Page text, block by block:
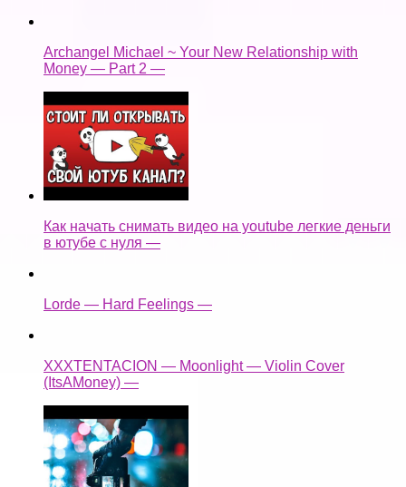
Archangel Michael ~ Your New Relationship with
Money — Part 2 —
Как начать снимать видео на youtube легкие деньги
в ютубе с нуля —
Lorde — Hard Feelings —
XXXTENTACION — Moonlight — Violin Cover
(ItsAMoney) —